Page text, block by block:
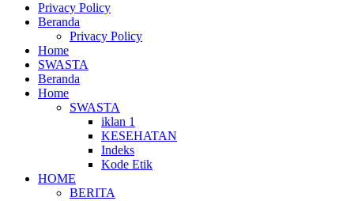
Privacy Policy
Beranda
Privacy Policy
Home
SWASTA
Beranda
Home
SWASTA
iklan 1
KESEHATAN
Indeks
Kode Etik
HOME
BERITA